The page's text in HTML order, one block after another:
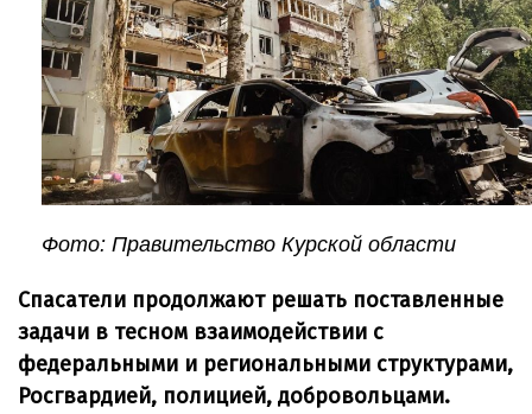
Фото: Правительство Курской области
Спасатели продолжают решать поставленные
задачи в тесном взаимодействии с
федеральными и региональными структурами,
Росгвардией, полицией, добровольцами.